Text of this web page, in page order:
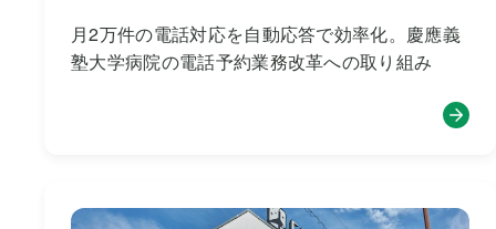
月2万件の電話対応を自動応答で効率化。慶應義
塾大学病院の電話予約業務改革への取り組み